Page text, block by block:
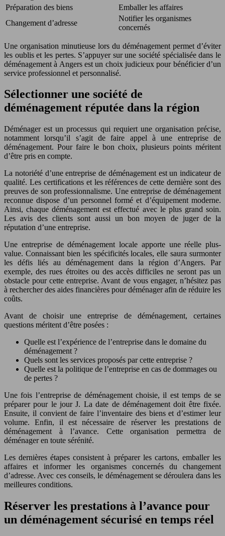
Préparation des biens
Emballer les affaires
Changement d’adresse
Notifier les organismes
concernés
Une organisation minutieuse lors du déménagement permet d’éviter
les oublis et les pertes. S’appuyer sur une société spécialisée dans le
déménagement à Angers est un choix judicieux pour bénéficier d’un
service professionnel et personnalisé.
Sélectionner une société de
déménagement réputée dans la région
Déménager est un processus qui requiert une organisation précise,
notamment lorsqu’il s’agit de faire appel à une entreprise de
déménagement. Pour faire le bon choix, plusieurs points méritent
d’être pris en compte.
La notoriété d’une entreprise de déménagement est un indicateur de
qualité. Les certifications et les références de cette dernière sont des
preuves de son professionnalisme. Une entreprise de déménagement
reconnue dispose d’un personnel formé et d’équipement moderne.
Ainsi, chaque déménagement est effectué avec le plus grand soin.
Les avis des clients sont aussi un bon moyen de juger de la
réputation d’une entreprise.
Une entreprise de déménagement locale apporte une réelle plus-
value. Connaissant bien les spécificités locales, elle saura surmonter
les défis liés au déménagement dans la région d’Angers. Par
exemple, des rues étroites ou des accès difficiles ne seront pas un
obstacle pour cette entreprise. Avant de vous engager, n’hésitez pas
à rechercher des aides financières pour déménager afin de réduire les
coûts.
Avant de choisir une entreprise de déménagement, certaines
questions méritent d’être posées :
Quelle est l’expérience de l’entreprise dans le domaine du
déménagement ?
Quels sont les services proposés par cette entreprise ?
Quelle est la politique de l’entreprise en cas de dommages ou
de pertes ?
Une fois l’entreprise de déménagement choisie, il est temps de se
préparer pour le jour J. La date de déménagement doit être fixée.
Ensuite, il convient de faire l’inventaire des biens et d’estimer leur
volume. Enfin, il est nécessaire de réserver les prestations de
déménagement à l’avance. Cette organisation permettra de
déménager en toute sérénité.
Les dernières étapes consistent à préparer les cartons, emballer les
affaires et informer les organismes concernés du changement
d’adresse. Avec ces conseils, le déménagement se déroulera dans les
meilleures conditions.
Réserver les prestations à l’avance pour
un déménagement sécurisé en temps réel